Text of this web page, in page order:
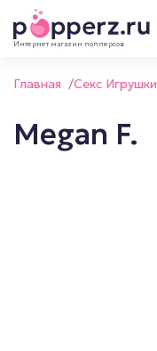
Интернет магазин попперсов
Главная /Секс Игрушки
Megan F.